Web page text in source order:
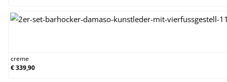
creme
€ 339,90